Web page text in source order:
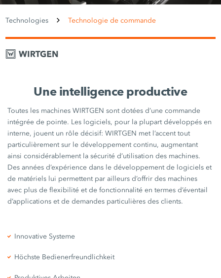
Technologies Technologie de commande
Une intelligence productive
Toutes les machines WIRTGEN sont dotées d’une commande
intégrée de pointe. Les logiciels, pour la plupart développés en
interne, jouent un rôle décisif: WIRTGEN met l’accent tout
particulièrement sur le développement continu, augmentant
ainsi considérablement la sécurité d’utilisation des machines.
Des années d’expérience dans le développement de logiciels et
de matériels lui permettent par ailleurs d’offrir des machines
avec plus de flexibilité et de fonctionnalité en termes d’éventail
d’applications et de demandes particulières des clients.
Innovative Systeme
Höchste Bedienerfreundlichkeit